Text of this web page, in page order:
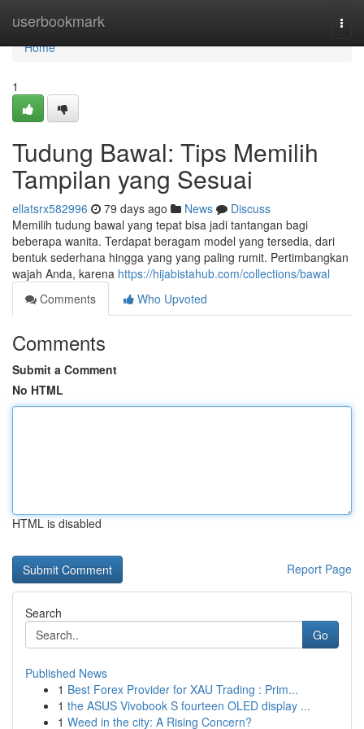
userbookmark
Home
Home
1
Tudung Bawal: Tips Memilih
Tampilan yang Sesuai
ellatsrx582996 79 days ago News
Discuss
Memilih tudung bawal yang tepat bisa jadi tantangan bagi
beberapa wanita. Terdapat beragam model yang tersedia, dari
bentuk sederhana hingga yang yang paling rumit. Pertimbangkan
wajah Anda, karena https://hijabistahub.com/collections/bawal
Comments
Who Upvoted
Comments
Submit a Comment
No HTML
HTML is disabled
Report Page
Search
Go
Published News
1 Best Forex Provider for XAU Trading : Prim...
1 the ASUS Vivobook S fourteen OLED display ...
1 Weed in the city: A Rising Concern?